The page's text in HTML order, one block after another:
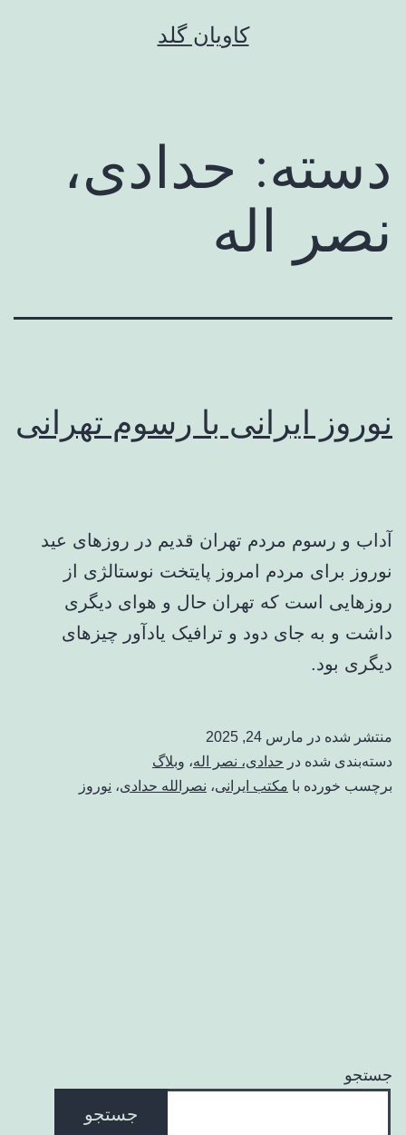
کاویان گلد
دسته: حدادی،
نصر اله
نوروز ایرانی با رسوم تهرانی
آداب و رسوم مردم تهران قدیم در روزهای عید
نوروز برای مردم امروز پایتخت نوستالژی از
روزهایی است که تهران حال و هوای دیگری
داشت و به جای دود و ترافیک یادآور چیزهای
دیگری بود.
منتشر شده در مارس 24, 2025
دسته‌بندی شده در حدادی، نصر اله، وبلاگ
برچسب خورده با مکتب ایرانی، نصرالله حدادی، نوروز
جستجو
جستجو